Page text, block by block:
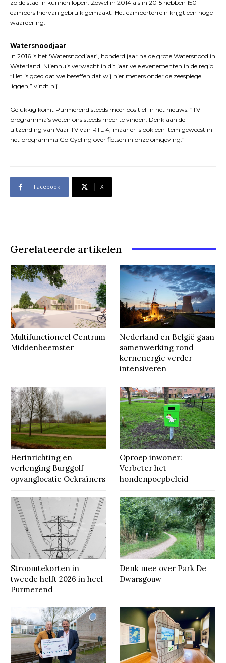
zo de stad in kunnen lopen. Zowel in 2014 als in 2015 hebben 150
campers hiervan gebruik gemaakt. Het camperterrein krijgt een hoge
waardering.
Watersnoodjaar
In 2016 is het ‘Watersnoodjaar’, honderd jaar na de grote Watersnood in
Waterland. Nijenhuis verwacht in dit jaar vele evenementen in de regio.
“Het is goed dat we beseffen dat wij hier meters onder de zeespiegel
liggen,” vindt hij.
Gelukkig komt Purmerend steeds meer positief in het nieuws. “TV
programma’s weten ons steeds meer te vinden. Denk aan de
uitzending van Vaar TV van RTL 4, maar er is ook een item geweest in
het programma Go Cycling over fietsen in onze omgeving.”
Facebook X
Gerelateerde artikelen
Multifunctioneel Centrum
Middenbeemster
Nederland en België gaan
samenwerking rond
kernenergie verder
intensiveren
Herinrichting en
verlenging Burggolf
opvanglocatie Oekraïners
Oproep inwoner:
Verbeter het
hondenpoepbeleid
Stroomtekorten in
tweede helft 2026 in heel
Purmerend
Denk mee over Park De
Dwarsgouw